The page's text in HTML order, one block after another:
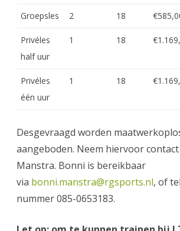
Groepsles 2 18
Privéles
half uur
1 18
Privéles
één uur
1 18
Desgevraagd worden
aangeboden. Neem hiervoor
Manstra. Bonni is bereikbaar
via bonni.manstra@rgsports.nl, of
nummer 085-0653183.